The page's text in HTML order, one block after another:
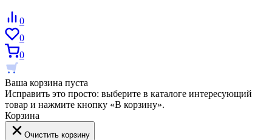
0
0
0
Ваша корзина пуста
Исправить это просто: выберите в каталоге интересующий
товар и нажмите кнопку «В корзину».
Корзина
Очистить корзину